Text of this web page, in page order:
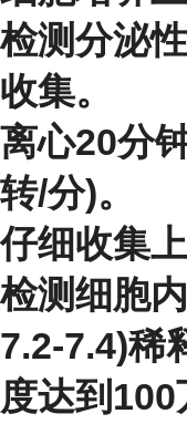
检测分泌
收集。
离心20分
转/分)。
仔细收集上
检测细胞
7.2-7.4)稀
度达到100